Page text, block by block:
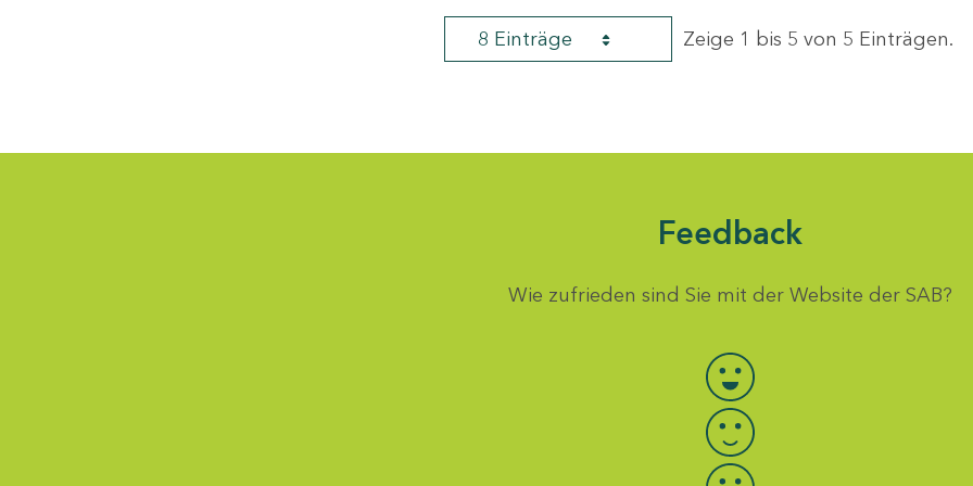
8 Einträge Zeige 1 bis 5 von 5 Einträgen.
Feedback
Wie zufrieden sind Sie mit der Website der SAB?
Bewertung auswählen